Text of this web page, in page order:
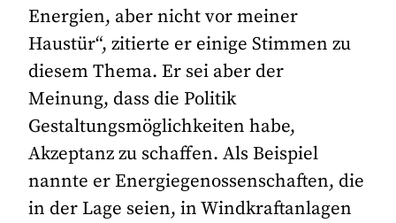
Energien, aber nicht vor meiner
Haustür“, zitierte er einige Stimmen zu
diesem Thema. Er sei aber der
Meinung, dass die Politik
Gestaltungsmöglichkeiten habe,
Akzeptanz zu schaffen. Als Beispiel
nannte er Energiegenossenschaften, die
in der Lage seien, in Windkraftanlagen